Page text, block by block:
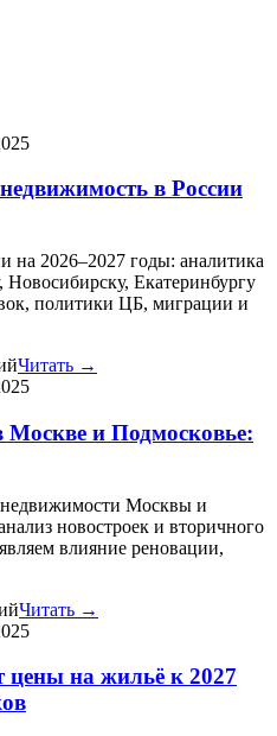
в России
на 2026–2027 годы: аналитика
Екатеринбургу
политики ЦБ, миграции и
Читать →
Москве и Подмосковье:
Москвы и
новостроек и вторичного
влияние реновации,
Читать →
цены на жильё к 2027